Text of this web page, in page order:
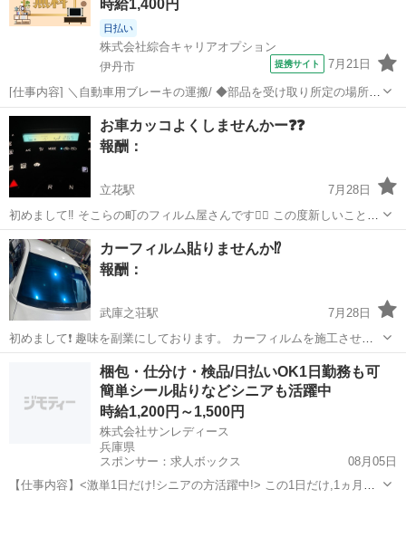
時給1,400円
日払い
株式会社綜合キャリアオプション
伊丹市
提携サイト 7月21日
[仕事内容] ＼自動車用ブレーキの運搬/ ◆部品を受け取り所定の場所へ
運ぶ ◆ラインへ部品をのせる ◆空箱やパレットの片付け 。＋お仕事
探しはコンシェルスタッフにおまかせ＋。 あなたのお仕事探しをしっ
かりサポート！ たと...
兵庫 伊丹市
お車カッコよくしませんかー❓❓
報酬：
立花駅
7月28日
初めまして‼️ そこらの町のフィルム屋さんです🙇‍♂️ この度新しいことに
挑戦しようと、 車内のエアコンパネルなど、LEDの打ち替えをする事
にしました‼️ なんかボタンが暗い、純正の色はパッと来ない、ダサい
と、思っている方が...
兵庫 尼崎市 手伝いたい/助けたい
カーフィルム貼りませんか⁉️
報酬：
武庫之荘駅
7月28日
初めまして❗️ 趣味を副業にしております。 カーフィルムを施工させて
いただいております。 今、流行っておりますゴーストフィルムなどご
興味あるけどショップに出したら少し高いなぁと思っておられる方も
いらっしゃるかなと思います。 ...
尼崎市 武庫之荘駅 手伝いたい/助けたい
スモークフィルム
梱包・仕分け・検品/日払いOK1日勤務も可
簡単シール貼りなどシニアも活躍中
時給1,200円～1,500円
株式会社サンレディース
兵庫県
スポンサー：求人ボックス
08月05日
【仕事内容】<激単1日だけ!シニアの方活躍中!> この1日だけ,1ヵ月間